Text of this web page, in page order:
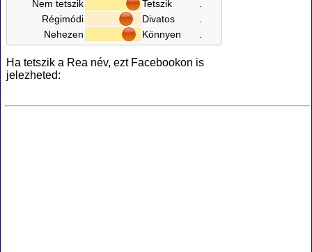
Nem tetszik Tetszik
Régimódi
Divatos
Nehezen
Könnyen
Ha tetszik a Rea név, ezt Facebookon is
jelezheted: